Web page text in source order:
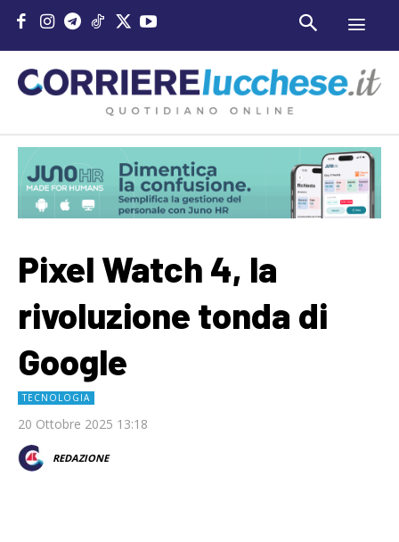
Pixel Watch 4, la
rivoluzione tonda di
Google
TECNOLOGIA
20 Ottobre 2025 13:18
REDAZIONE